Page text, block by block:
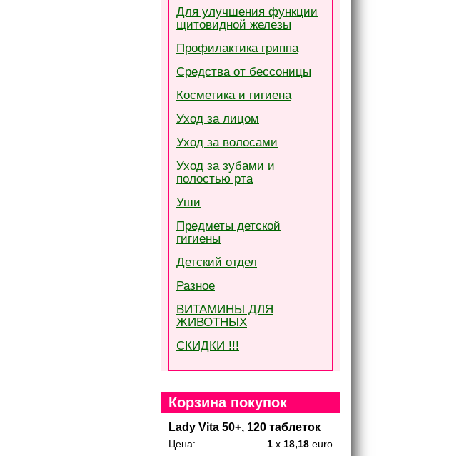
Для улучшения функции
щитовидной железы
Профилактика гриппа
Средства от бессоницы
Косметика и гигиена
Уход за лицом
Уход за волосами
Уход за зубами и
полостью рта
Уши
Предметы детской
гигиены
Детский отдел
Разное
ВИТАМИНЫ ДЛЯ
ЖИВОТНЫХ
СКИДКИ !!!
Корзина покупок
Lady Vita 50+, 120 таблеток
1 x 18,18 euro
Цена: